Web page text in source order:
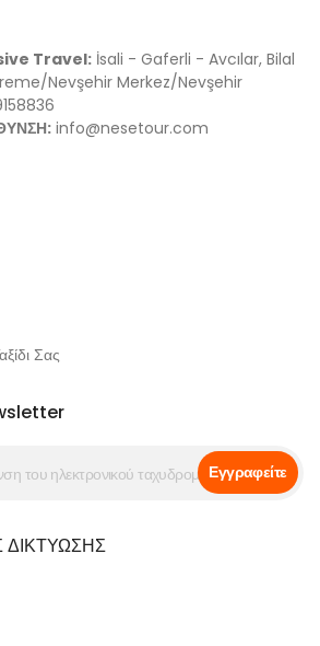
Travel: İsali - Gaferli - Avcılar, Bilal
Nevşehir Merkez/Nevşehir
info@nesetour.com
Σας
Εγγραφείτε
ΔΙΚΤΥΩΣΗΣ